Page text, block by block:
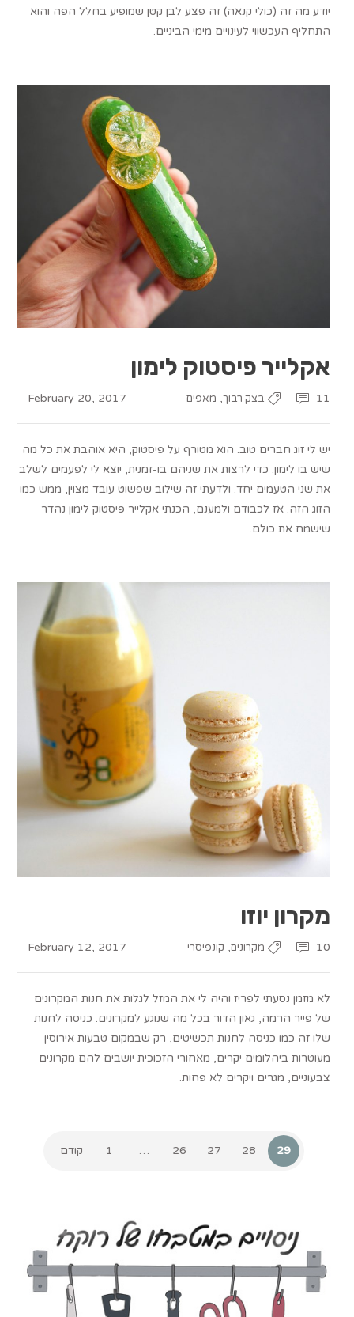
יודע מה זה (כולי קנאה) זה פצע לבן קטן שמופיע בחלל הפה והוא
התחליף העכשווי לעינויים מימי הביניים.
אקלייר פיסטוק לימון
February 20, 2017 בצק רבוך, מאפים 11
יש לי זוג חברים טוב. הוא מטורף על פיסטוק, היא אוהבת את כל מה
שיש בו לימון. כדי לרצות את שניהם בו-זמנית, יוצא לי לפעמים לשלב
את שני הטעמים יחד. ולדעתי זה שילוב שפשוט עובד מצוין, ממש כמו
הזוג הזה. אז לכבודם ולמענם, הכנתי אקלייר פיסטוק לימון נהדר
שישמח את כולם.
מקרון יוזו
February 12, 2017 מקרונים, קונפיסרי 10
לא מזמן נסעתי לפריז והיה לי את המזל לגלות את חנות המקרונים
של פייר הרמה, גאון הדור בכל מה שנוגע למקרונים. כניסה לחנות
שלו זה כמו כניסה לחנות תכשיטים, רק שבמקום טבעות אירוסין
מעוטרות ביהלומים יקרים, מאחורי הזכוכית יושבים להם מקרונים
צבעוניים, מגרים ויקרים לא פחות.
קודם 1 … 26 27 28 29